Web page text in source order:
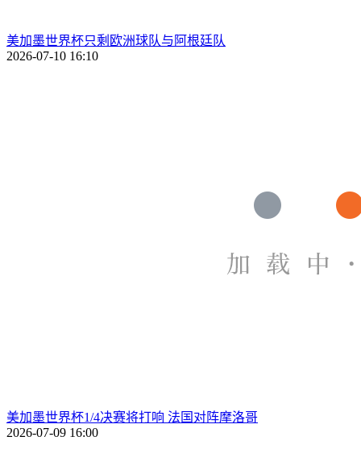
美加墨世界杯只剩欧洲球队与阿根廷队
2026-07-10 16:10
美加墨世界杯1/4决赛将打响 法国对阵摩洛哥
2026-07-09 16:00